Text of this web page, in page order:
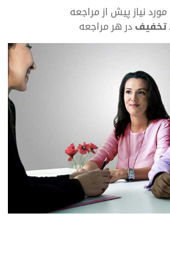
مورد نیاز پیش از مراجعه
تخفیفدر هر مراجعه